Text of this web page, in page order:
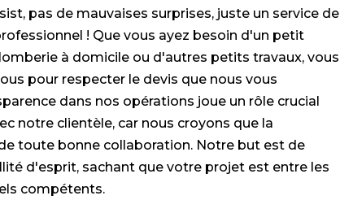
pas de mauvaises surprises, juste un service de
! Que vous ayez besoin d'un petit
à domicile ou d'autres petits travaux, vous
pour respecter le devis que nous vous
dans nos opérations joue un rôle crucial
notre clientèle, car nous croyons que la
toute bonne collaboration. Notre but est de
d'esprit, sachant que votre projet est entre les
compétents.